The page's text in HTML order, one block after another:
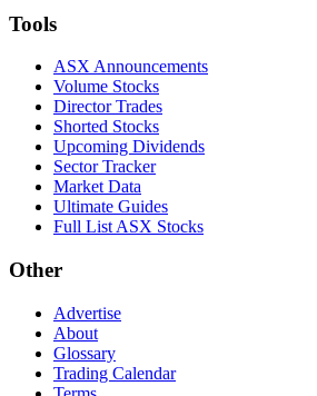
Tools
ASX Announcements
Volume Stocks
Director Trades
Shorted Stocks
Upcoming Dividends
Sector Tracker
Market Data
Ultimate Guides
Full List ASX Stocks
Other
Advertise
About
Glossary
Trading Calendar